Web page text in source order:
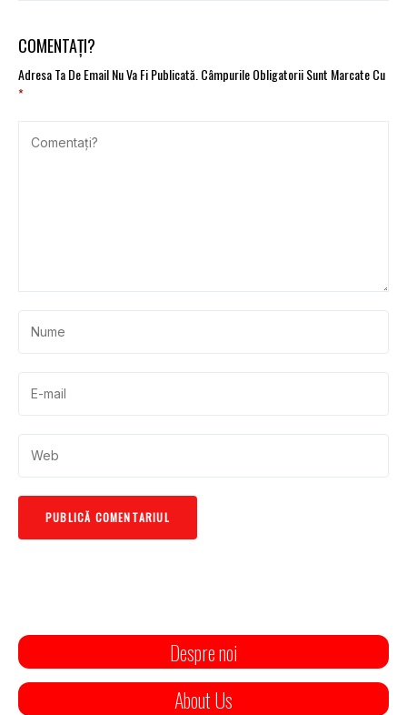
COMENTAȚI?
Adresa Ta De Email Nu Va Fi Publicată.Câmpurile Obligatorii Sunt Marcate Cu
*
Despre noi
About Us